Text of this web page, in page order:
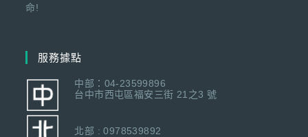
命!
服務據點
中部：04-23599896
台中市西屯區福安三街 21之3 號
北部 : 0978539892